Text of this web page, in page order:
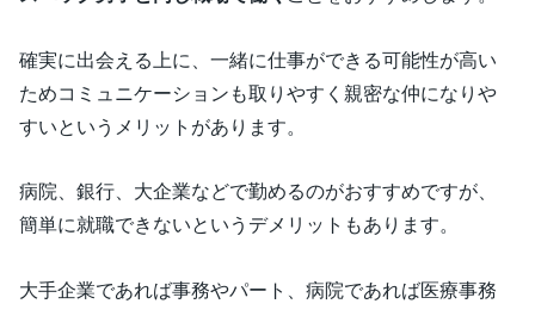
確実に出会える上に、一緒に仕事ができる可能性が高い
ためコミュニケーションも取りやすく親密な仲になりや
すいというメリットがあります。
病院、銀行、大企業などで勤めるのがおすすめですが、
簡単に就職できないというデメリットもあります。
大手企業であれば事務やパート、病院であれば医療事務